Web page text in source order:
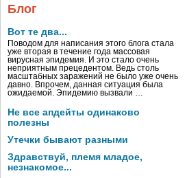
Блог
Вот те два...
Поводом для написания этого блога стала
уже вторая в течение года массовая
вирусная эпидемия. И это стало очень
неприятным прецедентом. Ведь столь
масштабных заражений не было уже очень
давно. Впрочем, данная ситуация была
ожидаемой. Эпидемию вызвали …
Не все апдейты одинаково
полезны
Утечки бывают разными
Здравствуй, племя младое,
незнакомое...